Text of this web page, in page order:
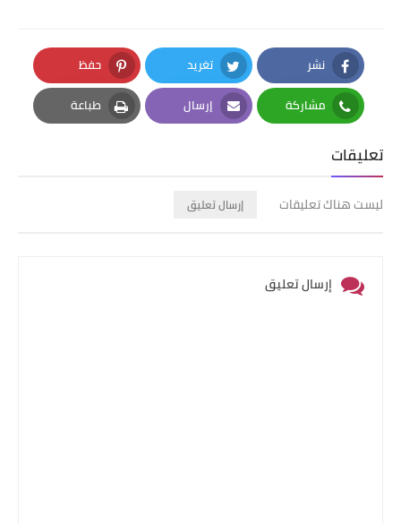
نشر
Facebook
تغريد
Twitter
حفظ
Pinterest
مشاركة
Whatsapp
إرسال
Email
طباعة
Print
تعليقات
ليست هناك تعليقات إرسال تعليق
إرسال تعليق